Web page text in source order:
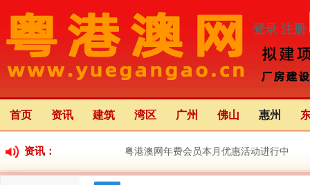
登录 注册
首页 资讯 建筑 湾区 广州 佛山 惠州
资讯： 粤港澳网年费会员本月优惠活动进行中